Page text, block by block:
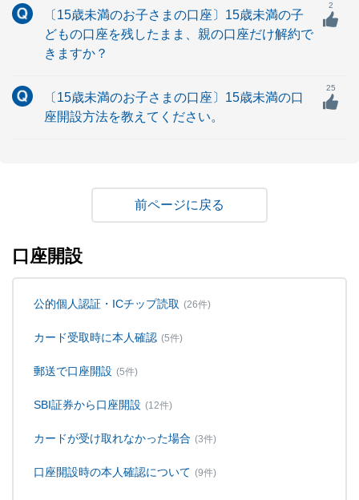
〔15歳未満のお子さまの口座〕15歳未満の子
どもの口座を残したまま、親の口座だけ解約で
きますか？
2
〔15歳未満のお子さまの口座〕15歳未満の口
座開設方法を教えてください。
25
戻る
口座開設
公的個人認証・ICチップ読取 (26件)
カード受取時に本人確認 (5件)
郵送で口座開設 (5件)
SBI証券から口座開設 (12件)
カードが受け取れなかった場合 (3件)
口座開設時の本人確認について (9件)